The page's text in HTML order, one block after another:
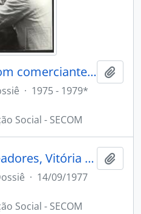
Audiência pública com comerciantes, Palácio Anchieta, Vitória
· 1975 - 1979*
Social - SECOM
Conferência de Vereadores, Vitória ES
· 14/09/1977
Social - SECOM